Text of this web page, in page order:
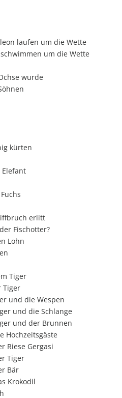
laufen um die Wette
um die Wette
wurde
kürten
Elefant
erlitt
Fischotter?
Lohn
Tiger
Tiger
und die Wespen
und die Schlange
und der Brunnen
Hochzeitsgäste
Riese Gergasi
Tiger
Bär
Krokodil